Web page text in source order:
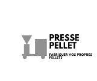
contenu